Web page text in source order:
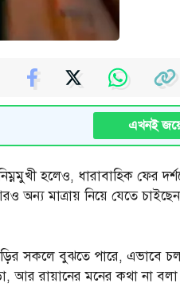
এখনই
হলেও, ধারাবাহিক ফের
অন্য মাত্রায় নিয়ে যেতে
সকলে বুঝতে পারে, এভাবে
আর রায়ানের মনের কথা না বলা